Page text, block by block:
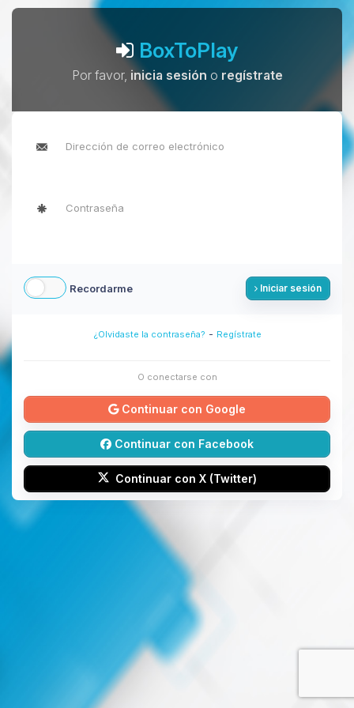
BoxToPlay
Por favor, inicia sesión o regístrate
Recordarme Iniciar sesión
¿Olvidaste la contraseña? - Regístrate
O conectarse con
Continuar con Google
Continuar con Facebook
Continuar con X (Twitter)